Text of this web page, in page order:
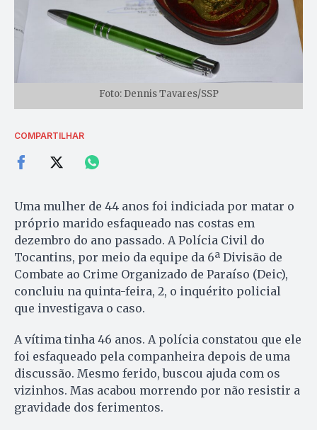
Foto: Dennis Tavares/SSP
COMPARTILHAR
Uma mulher de 44 anos foi indiciada por matar o
próprio marido esfaqueado nas costas em
dezembro do ano passado. A Polícia Civil do
Tocantins, por meio da equipe da 6ª Divisão de
Combate ao Crime Organizado de Paraíso (Deic),
concluiu na quinta-feira, 2, o inquérito policial
que investigava o caso.
A vítima tinha 46 anos. A polícia constatou que ele
foi esfaqueado pela companheira depois de uma
discussão. Mesmo ferido, buscou ajuda com os
vizinhos. Mas acabou morrendo por não resistir a
gravidade dos ferimentos.